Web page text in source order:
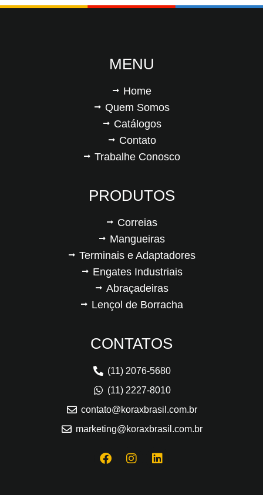
MENU
Home
Quem Somos
Catálogos
Contato
Trabalhe Conosco
PRODUTOS
Correias
Mangueiras
Terminais e Adaptadores
Engates Industriais
Abraçadeiras
Lençol de Borracha
CONTATOS
(11) 2076-5680
(11) 2227-8010
contato@koraxbrasil.com.br
marketing@koraxbrasil.com.br